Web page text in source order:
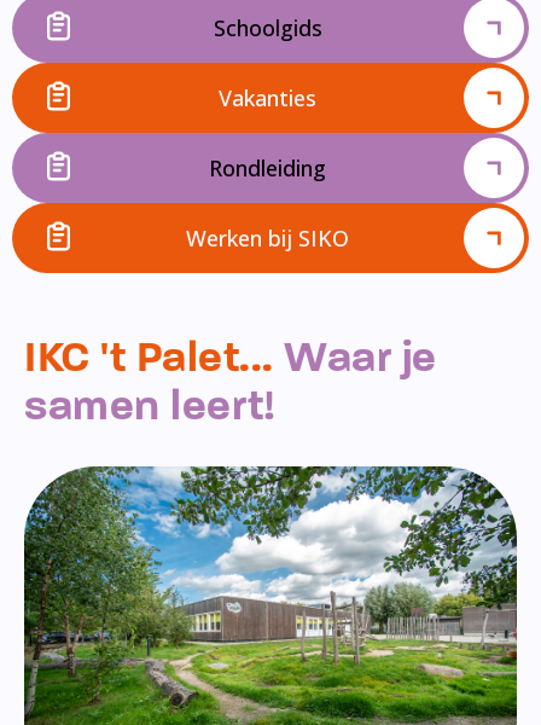
Schoolgids
Vakanties
Rondleiding
Werken bij SIKO
IKC 't Palet... Waar je
samen leert!